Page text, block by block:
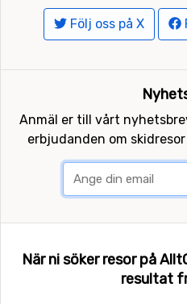
Följ oss på X
Anmäl er till vårt
erbjudanden om
När ni söker resor på
resultat